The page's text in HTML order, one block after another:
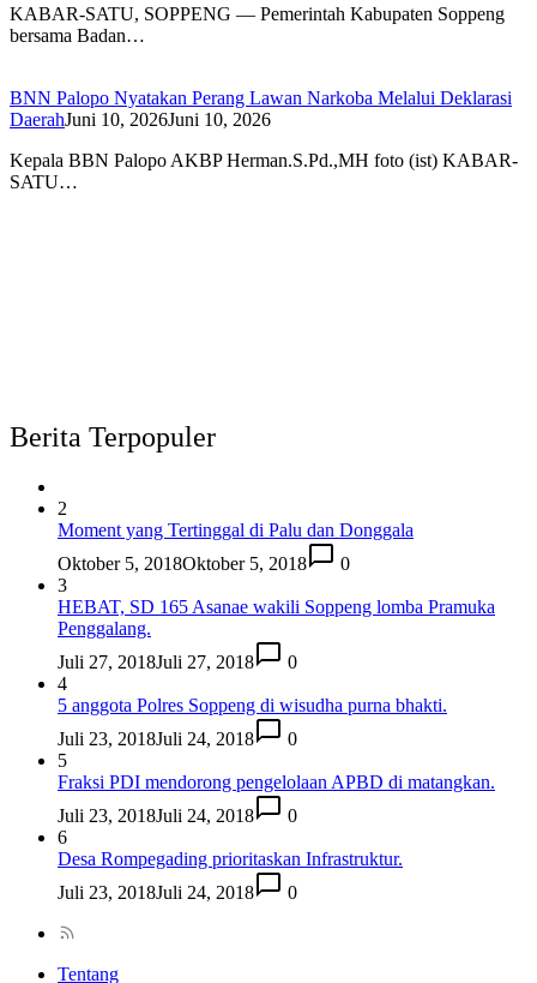
KABAR-SATU, SOPPENG — Pemerintah Kabupaten Soppeng
bersama Badan…
BNN Palopo Nyatakan Perang Lawan Narkoba Melalui Deklarasi
DaerahJuni 10, 2026Juni 10, 2026
Kepala BBN Palopo AKBP Herman.S.Pd.,MH foto (ist) KABAR-
SATU…
Berita Terpopuler
2
Moment yang Tertinggal di Palu dan Donggala
Oktober 5, 2018Oktober 5, 2018
0
3
HEBAT, SD 165 Asanae wakili Soppeng lomba Pramuka
Penggalang.
Juli 27, 2018Juli 27, 2018
0
4
5 anggota Polres Soppeng di wisudha purna bhakti.
Juli 23, 2018Juli 24, 2018
0
5
Fraksi PDI mendorong pengelolaan APBD di matangkan.
Juli 23, 2018Juli 24, 2018
0
6
Desa Rompegading prioritaskan Infrastruktur.
Juli 23, 2018Juli 24, 2018 0
Tentang